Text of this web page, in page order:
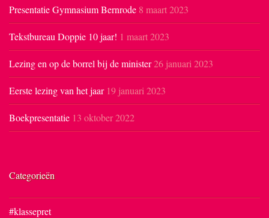
Presentatie Gymnasium Bernrode 8 maart 2023
Tekstbureau Doppie 10 jaar! 1 maart 2023
Lezing en op de borrel bij de minister26 januari 2023
Eerste lezing van het jaar 19 januari 2023
Boekpresentatie 13 oktober 2022
Categorieën
#klassepret